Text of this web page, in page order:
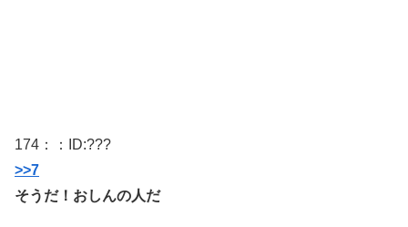
174 ：：ID:???
>>7
そうだ！おしんの人だ